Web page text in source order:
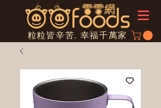
粒粒皆辛苦, 幸福千萬家